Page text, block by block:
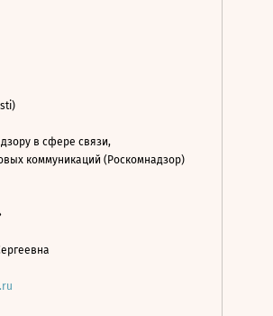
в сфере связи,
коммуникаций (Роскомнадзор)